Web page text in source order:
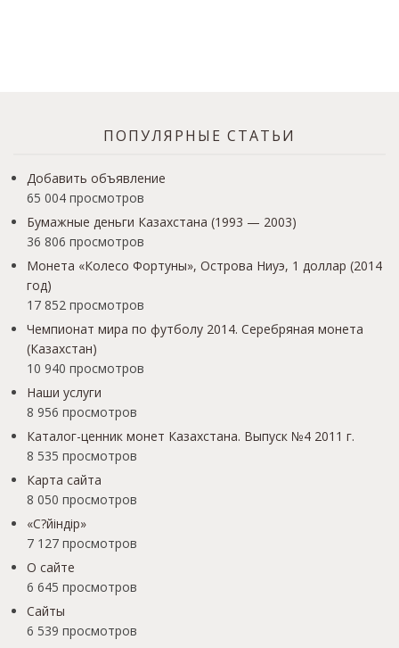
ПОПУЛЯРНЫЕ СТАТЬИ
Добавить объявление
65 004 просмотров
Бумажные деньги Казахстана (1993 — 2003)
36 806 просмотров
Монета «Колесо Фортуны», Острова Ниуэ, 1 доллар (2014
год)
17 852 просмотров
Чемпионат мира по футболу 2014. Серебряная монета
(Казахстан)
10 940 просмотров
Наши услуги
8 956 просмотров
Каталог-ценник монет Казахстана. Выпуск №4 2011 г.
8 535 просмотров
Карта сайта
8 050 просмотров
«С?йіндір»
7 127 просмотров
О сайте
6 645 просмотров
Сайты
6 539 просмотров